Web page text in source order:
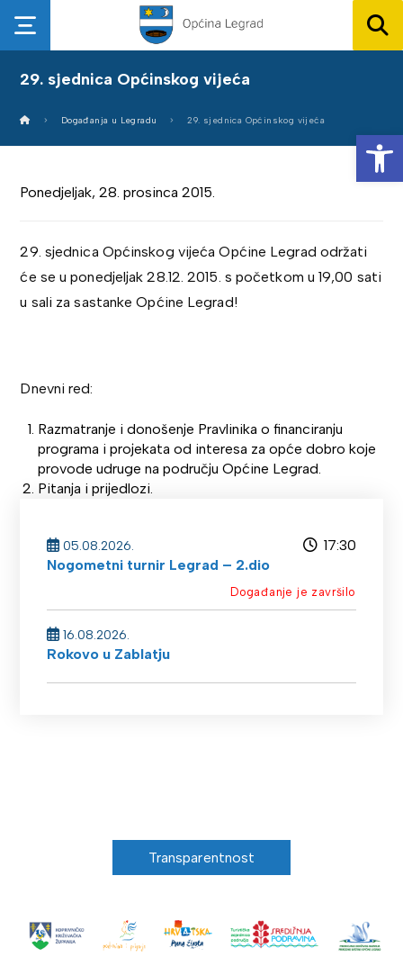
29. sjednica Općinskog vijeća
Događanja u Legradu 29. sjednica Općinskog vijeća
Ponedjeljak, 28. prosinca 2015.
29. sjednica Općinskog vijeća Općine Legrad održati
će se u ponedjeljak 28.12. 2015. s početkom u 19,00 sati
u sali za sastanke Općine Legrad!
Dnevni red:
Razmatranje i donošenje Pravlinika o financiranju
programa i projekata od interesa za opće dobro koje
provode udruge na području Općine Legrad.
Pitanja i prijedlozi.
05.08.2026.
17:30
Nogometni turnir Legrad – 2.dio
Događanje je završilo
16.08.2026.
Rokovo u Zablatju
Transparentnost